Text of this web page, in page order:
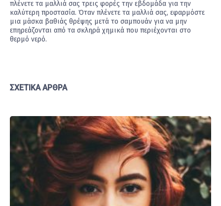
πλένετε τα μαλλιά σας τρεις φορές την εβδομάδα για την
καλύτερη προστασία. Όταν πλένετε τα μαλλιά σας, εφαρμόστε
μια μάσκα βαθιάς θρέψης μετά το σαμπουάν για να μην
επηρεάζονται από τα σκληρά χημικά που περιέχονται στο
θερμό νερό.
ΣΧΕΤΙΚΆ ΆΡΘΡΑ